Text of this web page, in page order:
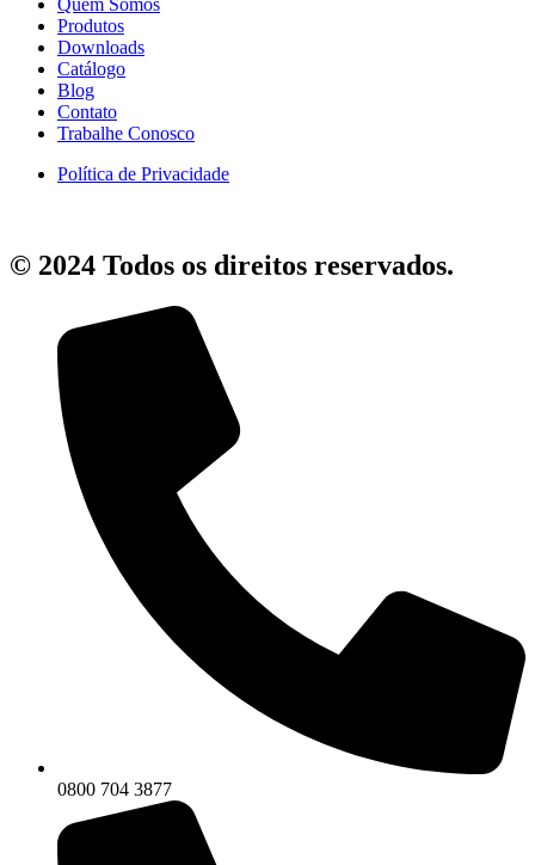
Quem Somos
Produtos
Downloads
Catálogo
Blog
Contato
Trabalhe Conosco
Política de Privacidade
© 2024 Todos os direitos reservados.
0800 704 3877